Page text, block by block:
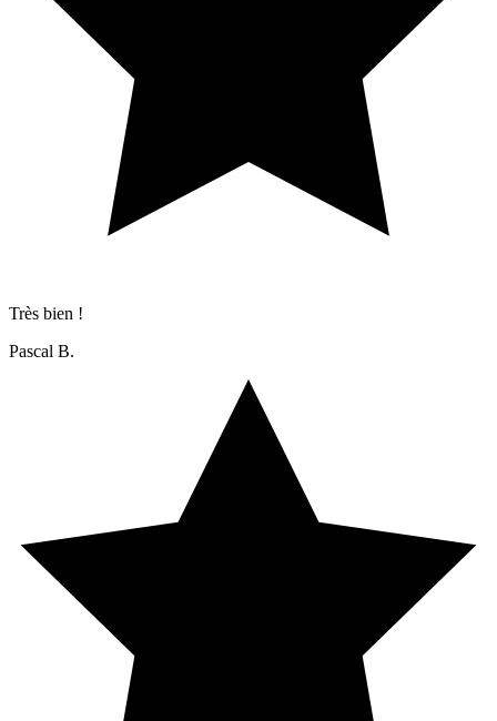
Très bien !
Pascal B.